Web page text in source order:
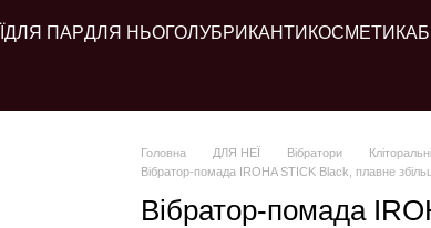
ДЛЯ ПАРДЛЯ НЬОГОЛУБРИКАНТИ КОСМЕТИКА
Головна ДЛЯ НЕЇ Вібратори
Вібратор-помада IROHA STICK Black, плавне
Вібратор-помада